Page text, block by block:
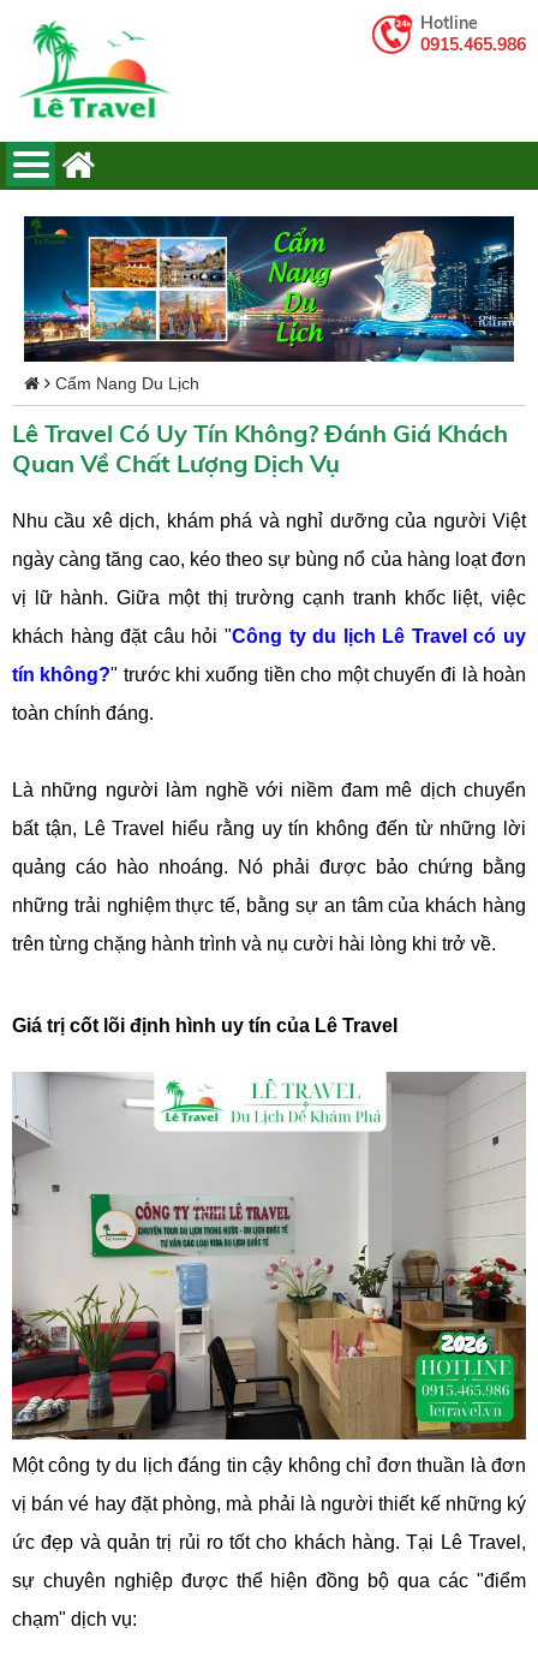
Hotline
0915.465.986
Cẩm Nang Du Lịch
Lê Travel Có Uy Tín Không? Đánh Giá Khách
Quan Về Chất Lượng Dịch Vụ
Nhu cầu xê dịch, khám phá và nghỉ dưỡng của người Việt
ngày càng tăng cao, kéo theo sự bùng nổ của hàng loạt đơn
vị lữ hành. Giữa một thị trường cạnh tranh khốc liệt, việc
khách hàng đặt câu hỏi "Công ty du lịch Lê Travel có uy
tín không?" trước khi xuống tiền cho một chuyến đi là hoàn
toàn chính đáng.
Là những người làm nghề với niềm đam mê dịch chuyển
bất tận, Lê Travel hiểu rằng uy tín không đến từ những lời
quảng cáo hào nhoáng. Nó phải được bảo chứng bằng
những trải nghiệm thực tế, bằng sự an tâm của khách hàng
trên từng chặng hành trình và nụ cười hài lòng khi trở về.
Giá trị cốt lõi định hình uy tín của Lê Travel
Một công ty du lịch đáng tin cậy không chỉ đơn thuần là đơn
vị bán vé hay đặt phòng, mà phải là người thiết kế những ký
ức đẹp và quản trị rủi ro tốt cho khách hàng. Tại Lê Travel,
sự chuyên nghiệp được thể hiện đồng bộ qua các "điểm
chạm" dịch vụ: